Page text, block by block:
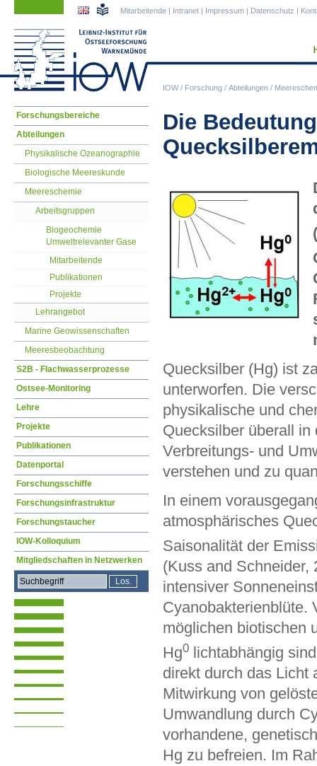
IOW/ Forschung / Abteilungen /
Mitarbeitende | Intranet | Impressum | Datenschutz |
Die
Quecksilber (Hg) ist
unterworfen. Die
physikalische und
Quecksilber überall
Verbreitungs- und
verstehen und zu
In einem
atmosphärisches
Saisonalität der
(Kuss and Schneider,
intensiver
Cyanobakterienblüte.
möglichen biotischen
Hg0 lichtabhängig
direkt durch das Licht
Mitwirkung von
Umwandlung durch
vorhandene,
Hg zu befreien. Im
Navigation
überspringen
Forschungsbereiche
Abteilungen
Physikalische Ozeanographie
Biologische Meereskunde
Meereschemie
Arbeitsgruppen
Biogeochemie
Umweltrelevanter Gase
Mitarbeitende
Publikationen
Projekte
Lehrangebot
Marine Geowissenschaften
Meeresbeobachtung
S2B - Flachwasserprozesse
Ostsee-Monitoring
Lehre
Projekte
Publikationen
Datenportal
Forschungsschiffe
Forschungsinfrastruktur
Forschungstaucher
IOW-Kolloquium
Mitgliedschaften in Netzwerken